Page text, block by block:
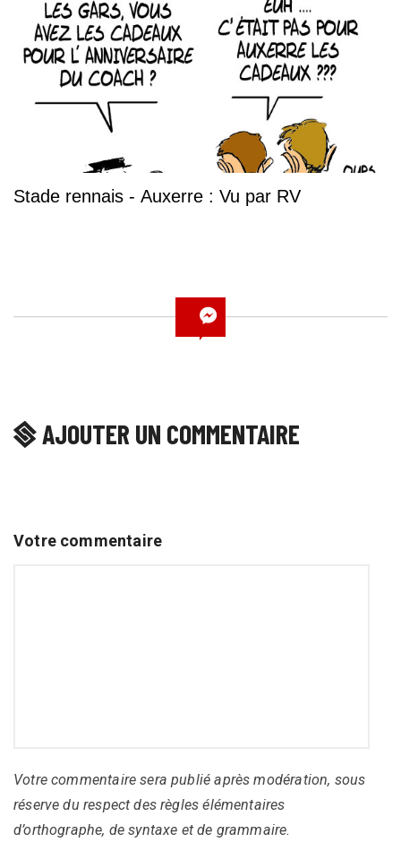
Stade rennais - Auxerre : Vu par RV
AJOUTER UN COMMENTAIRE
Votre commentaire
Votre commentaire sera publié après modération, sous
réserve du respect des règles élémentaires
d’orthographe, de syntaxe et de grammaire.